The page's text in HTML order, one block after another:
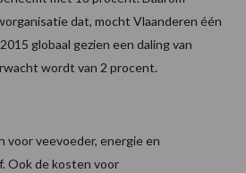
dat, mocht Vlaanderen één
globaal gezien een daling van
wordt van 2 procent.
voor veevoeder, energie en
Ook de kosten voor